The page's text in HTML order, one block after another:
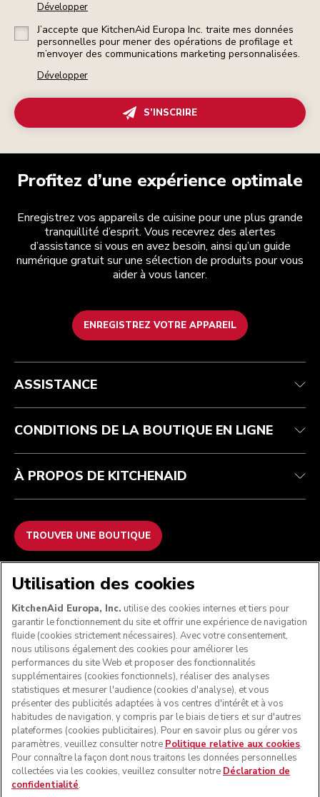
Développer
J’accepte que KitchenAid Europa Inc. traite mes données
personnelles pour mener des opérations de profilage et
m’envoyer des communications marketing personnalisées.
Développer
S’INSCRIRE
Profitez d’une expérience optimale
Enregistrez vos appareils de cuisine pour une plus grande
tranquillité d’esprit. Vous recevrez des alertes
d’assistance si vous en avez besoin, ainsi qu’un guide
numérique gratuit sur une sélection de produits pour vous
aider à vous lancer.
ENREGISTREZ VOTRE APPAREIL
Service après-vente
Garantie et documents
Contactez-nous
Conditions générales de vente
Retours et remboursements
Imprint
ODR
La marque
Trouver une boutique
ASSISTANCE
CONDITIONS DE LA BOUTIQUE EN LIGNE
À PROPOS DE KITCHENAID
TROUVER UNE BOUTIQUE
NOUS ACCEPTONS
SUIVEZ-NOUS
Utilisation des cookies
KitchenAid Europa, Inc. utilise des cookies internes et tiers pour
garantir le fonctionnement du site et offrir une expérience de navigation
fluide (cookies strictement nécessaires). Avec votre consentement,
nous utilisons également des cookies pour améliorer les
performances du site Web et proposer des fonctionnalités
supplémentaires (cookies fonctionnels), réaliser des analyses
statistiques et mesurer l'audience (cookies d'analyse), et vous
présenter des publicités adaptées à vos centres d'intérêt et à vos
habitudes de navigation, y compris par le biais de tiers et sur d'autres
plateformes (cookies publicitaires). Pour en savoir plus ou gérer vos
paramètres, veuillez consulter notre Politique relative aux cookies.
Pour connaître la façon dont nous traitons les données personnelles
collectées via les cookies, veuillez consulter notre Déclaration de
confidentialité.